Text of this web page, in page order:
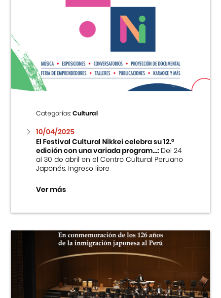
Categorías:Cultural
10/04/2025
El Festival Cultural Nikkei celebra su 12.ª
edición con una variada program...:Del 24
al 30 de abril en el Centro Cultural Peruano
Japonés. Ingreso libre
Ver más